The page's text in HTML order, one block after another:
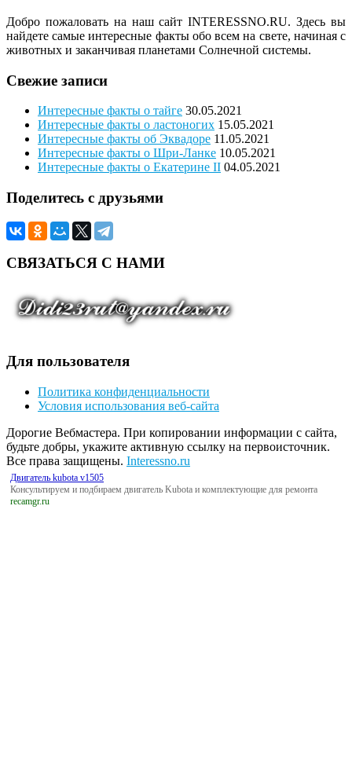
Добро пожаловать на наш сайтINTERESSNO.RU. Здесь вы
найдете самые интересные факты обо всем на свете, начиная с
животных и заканчивая планетами Солнечной системы.
Свежие записи
Интересные факты о тайге 30.05.2021
Интересные факты о ластоногих 15.05.2021
Интересные факты об Эквадоре 11.05.2021
Интересные факты о Шри-Ланке 10.05.2021
Интересные факты о Екатерине II 04.05.2021
Поделитесь с друзьями
СВЯЗАТЬСЯ С НАМИ
Для пользователя
Политика конфиденциальности
Условия использования веб-сайта
Дорогие Вебмастера. При копировании информации с сайта,
будьте добры, укажите активную ссылку на первоисточник.
Все права защищены. Interessno.ru
Двигатель kubota v1505
Консультируем и подбираем двигатель Kubota и комплектующие для ремонта
recamgr.ru